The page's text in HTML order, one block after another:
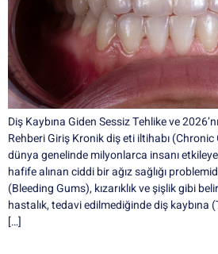
Diş Kaybına Giden Sessiz Tehlike ve
Rehberi Giriş Kronik diş eti iltihabı
dünya genelinde milyonlarca insanı
hafife alınan ciddi bir ağız sağlığı
(Bleeding Gums), kızarıklık ve şişlik gibi
hastalık, tedavi edilmediğinde diş kaybına
[…]